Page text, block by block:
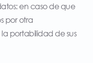
en caso de que
por otra
la portabilidad de sus